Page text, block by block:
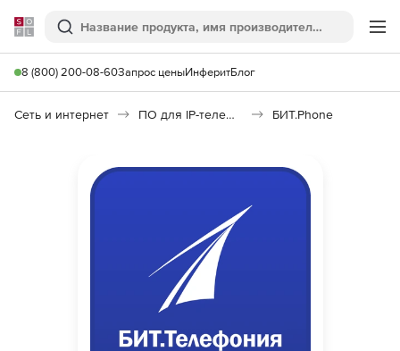
Softline
Поиск
8 (800) 200-08-60Запрос ценыИнферитБлог
Сеть и интернет ПО для IP-телефонии БИТ.Phone